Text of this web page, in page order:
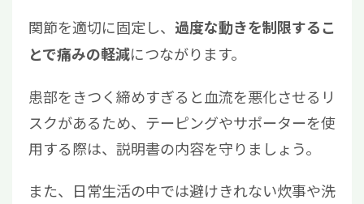
関節を適切に固定し、 過度な動きを制限するこ
とで痛みの軽減につながります。
患部をきつく締めすぎると血流を悪化させるリ
スクがあるため、テーピングやサポーターを使
用する際は、説明書の内容を守りましょう。
また、日常生活の中では避けきれない炊事や洗